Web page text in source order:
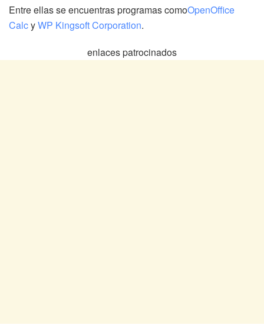
Entre ellas se encuentras programas comoOpenOffice
CalcyWP Kingsoft Corporation.
enlaces patrocinados